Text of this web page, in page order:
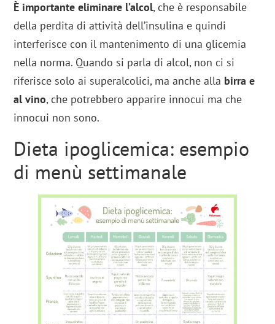
È importante eliminare l’alcol, che è responsabile
della perdita di attività dell’insulina e quindi
interferisce con il mantenimento di una glicemia
nella norma. Quando si parla di alcol, non ci si
riferisce solo ai superalcolici, ma anche alla birra e
al vino, che potrebbero apparire innocui ma che
innocui non sono.
Dieta ipoglicemica: esempio
di menù settimanale